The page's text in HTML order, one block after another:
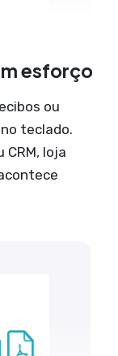
esforço
ou
teclado.
CRM, loja